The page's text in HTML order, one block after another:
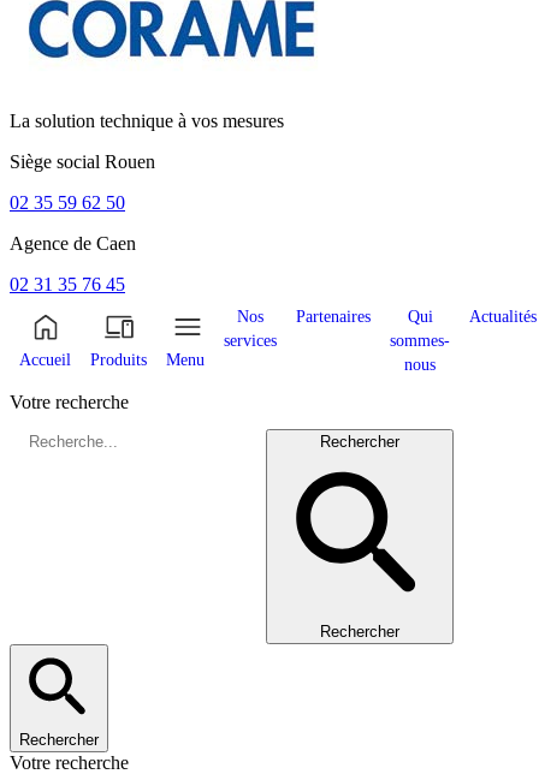
La solution technique à vos mesures
Siège social Rouen
02 35 59 62 50
Agence de Caen
02 31 35 76 45
Accueil Produits Menu
Nos
services
Partenaires
Qui
sommes-
nous
Actualités
Votre recherche
Rechercher
Rechercher
Rechercher
Votre recherche